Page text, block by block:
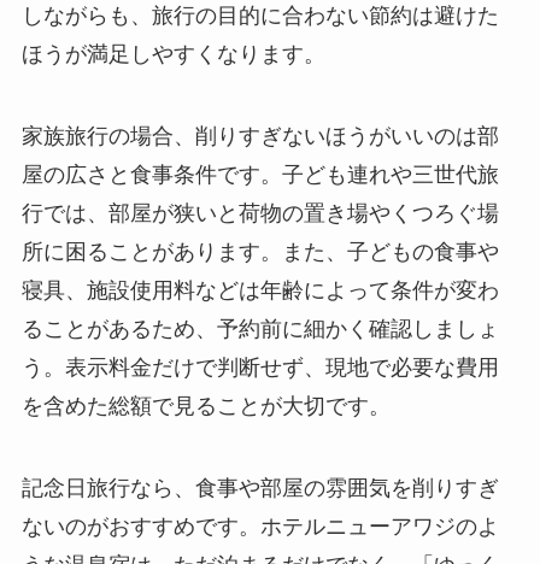
しながらも、旅行の目的に合わない節約は避けた
ほうが満足しやすくなります。
家族旅行の場合、削りすぎないほうがいいのは部
屋の広さと食事条件です。子ども連れや三世代旅
行では、部屋が狭いと荷物の置き場やくつろぐ場
所に困ることがあります。また、子どもの食事や
寝具、施設使用料などは年齢によって条件が変わ
ることがあるため、予約前に細かく確認しましょ
う。表示料金だけで判断せず、現地で必要な費用
を含めた総額で見ることが大切です。
記念日旅行なら、食事や部屋の雰囲気を削りすぎ
ないのがおすすめです。ホテルニューアワジのよ